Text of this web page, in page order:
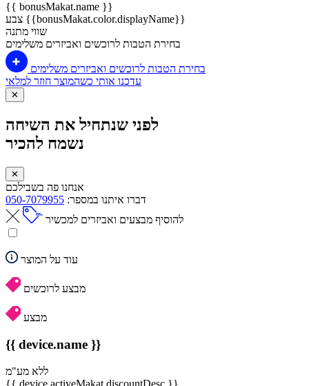
{{ bonusMakat.name }}
צבע {{bonusMakat.color.displayName}}
שווי מתנה
בחירת הטבות לרוכשים ואביזרים משלימים
בחירת הטבות לרוכשים ואביזרים משלימים
עדכנו אותי כשהמוצר חוזר למלאי
✕
לפני שנתחיל את השיחה
נשמח להכיר
✕
אנחנו פה בשבילכם
דברו איתנו במספר: 050-7079955
להוסיף מבצעים ואביזרים למכשיר
עוד על המוצר
מבצע לרוכשים
מבצע
{{ device.name }}
ללא מע"מ
{{ device.activeMakat.discountDesc }}